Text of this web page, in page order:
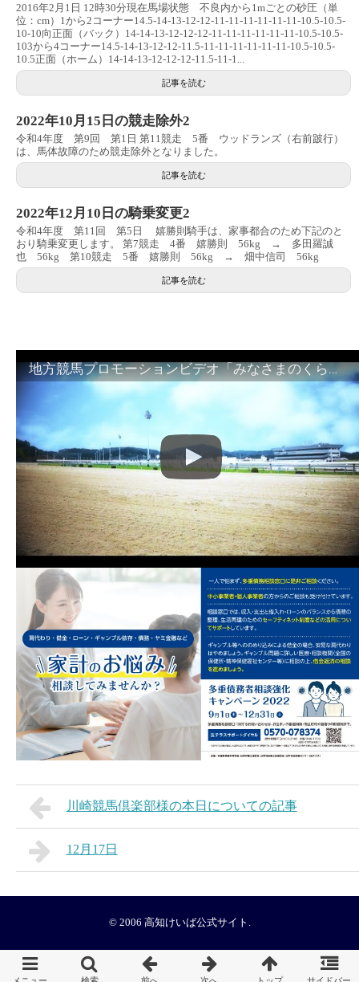
2016年2月1日 12時30分現在馬場状態 不良内から1mごとの砂圧（単
位：cm）1から2コーナー14.5-14-13-12-12-11-11-11-11-11-11-10.5-10.5-
10-10向正面（バック）14-14-13-12-12-12-11-11-11-11-11-11-10.5-10.5-
103から4コーナー14.5-14-13-12-12-11.5-11-11-11-11-11-11-10.5-10.5-
10.5正面（ホーム）14-14-13-12-12-12-11.5-11-1...
記事を読む
2022年10月15日の競走除外2
令和4年度 第9回 第1日 第11競走 5番 ウッドランズ（右前跛行）
は、馬体故障のため競走除外となりました。
記事を読む
2022年12月10日の騎乗変更2
令和4年度 第11回 第5日 嬉勝則騎手は、家事都合のため下記のと
おり騎乗変更します。 第7競走 4番 嬉勝則 56kg → 多田羅誠
也 56kg 第10競走 5番 嬉勝則 56kg → 畑中信司 56kg
記事を読む
地方競馬プロモーションビデオ「みなさまのくらしのために」30秒篇｜NAR公式
川崎競馬倶楽部様の本日についての記事
12月17日
© 2006 高知けいば公式サイト .